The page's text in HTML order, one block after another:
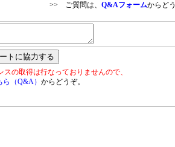
は、 Q&Aフォームからどう
スの取得は行なっておりませんので、
ら（Q&A） からどうぞ。